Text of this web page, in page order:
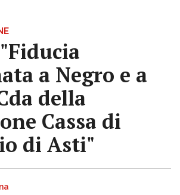
a Negro e a
della
Cassa di
di Asti"